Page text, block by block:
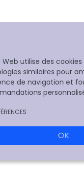
Web utilise des cookies
similaires pour
de navigation et
OK